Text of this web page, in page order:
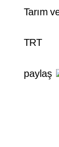
Tarım
TRT
paylaş